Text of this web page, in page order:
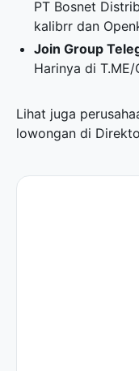
PT Bosnet
kalibrr dan
Join Group
Harinya diT.ME/
Lihat juga
lowongan di